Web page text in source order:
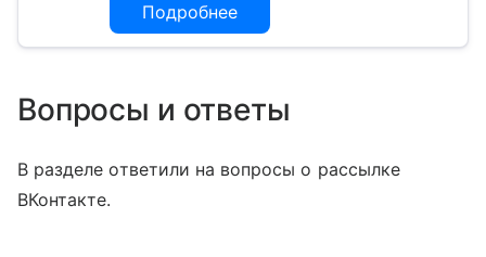
Подробнее
Вопросы и ответы
В разделе ответили на вопросы о рассылке
ВКонтакте.